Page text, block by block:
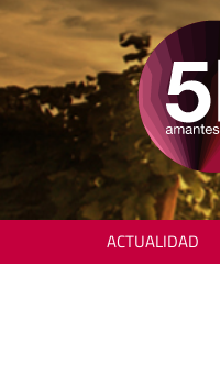
ACTUALIDAD